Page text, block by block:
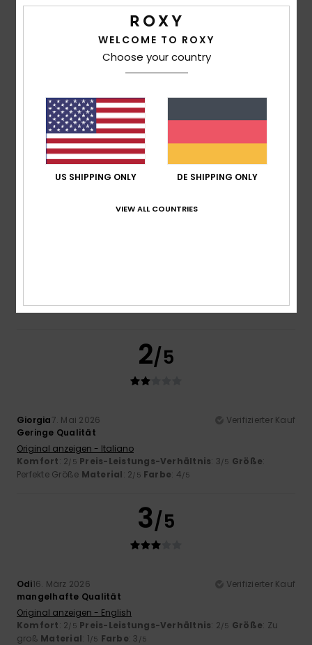
November 2025
33% unserer Kunden empfehlen dieses Produkt
Preis-Leistungs-Verhältnis
Größe
2/5
Giorgia7. Mai 2026
Verifizierter Kauf
Geringe Qualität
Original anzeigen - Italiano
Komfort: 2/5 Preis-Leistungs-Verhältnis: 3/5 Größe:
Perfekte Größe Material: 2/5 Farbe: 4/5
3/5
Odi16. März 2026
Verifizierter Kauf
mangelhafte Qualität
Original anzeigen - English
Komfort: 2/5 Preis-Leistungs-Verhältnis: 2/5 Größe: Zu
groß Material: 1/5 Farbe: 3 /5
WELCOME TO ROXY
Choose your country
US SHIPPING ONLY DE SHIPPING ONLY
VIEW ALL COUNTRIES